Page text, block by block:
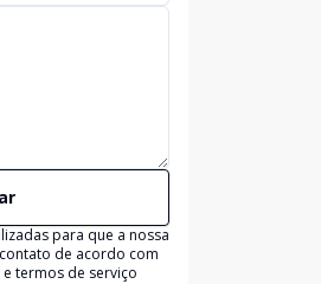
para que a nossa
de acordo com
termos de serviço